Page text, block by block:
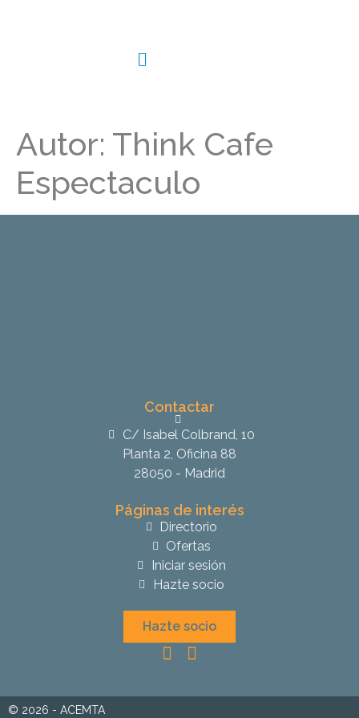
Autor: Think Cafe
Espectaculo
Contactar
C/ Isabel Colbrand, 10
Planta 2, Oficina 88
28050 - Madrid
Páginas de interés
Directorio
Ofertas
Iniciar sesión
Hazte socio
Hazte socio
© 2026 - ACEMTA